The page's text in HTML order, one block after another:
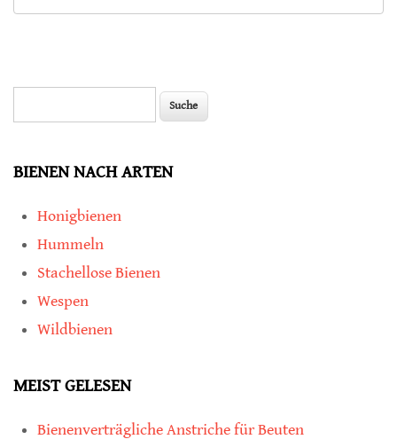
BIENEN NACH ARTEN
Honigbienen
Hummeln
Stachellose Bienen
Wespen
Wildbienen
MEIST GELESEN
Bienenverträgliche Anstriche für Beuten